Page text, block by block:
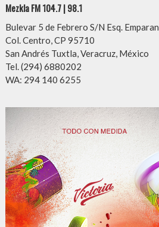
Mezkla FM 104.7 | 98.1
Bulevar 5 de Febrero S/N Esq. Emparan
Col. Centro, CP 95710
San Andrés Tuxtla, Veracruz, México
Tel. (294) 6880202
WA: 294 140 6255